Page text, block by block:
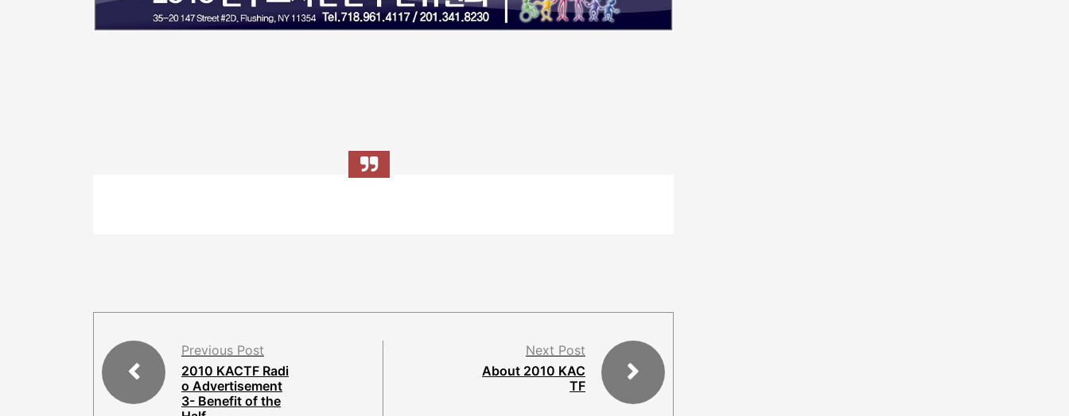
Previous Post
2010 KACTF Radi
o Advertisement
3- Benefit of the
Next Post
About 2010 KAC
TF